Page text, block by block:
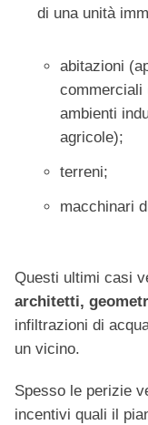
di una unità
abitazioni
commerciali
ambienti
agricole);
terreni;
macchinari
Questi ultimi casi
architetti,
infiltrazioni di
un vicino.
Spesso le perizie
incentivi quali il